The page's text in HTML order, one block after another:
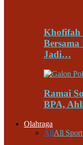
Khofifah
Jadi…
Ramai
BPA,
Olahraga
AllAll Sport